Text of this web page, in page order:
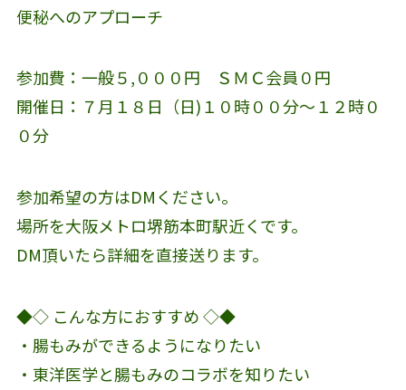
便秘へのアプローチ
参加費：一般５,０００円 ＳＭＣ会員０円
開催日：７月１８日（日)１０時００分〜１２時０
０分
参加希望の方はDMください。
場所を大阪メトロ堺筋本町駅近くです。
DM頂いたら詳細を直接送ります。
◆◇ こんな方におすすめ ◇◆
・腸もみができるようになりたい
・東洋医学と腸もみのコラボを知りたい